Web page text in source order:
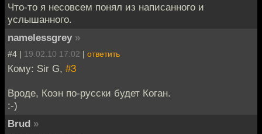
Что-то я несовсем понял из написанного и
услышанного.
namelessgrey »
#4 | 19.02.10 17:02 | ответить
Кому: Sir G, #3
Вроде, Коэн по-русски будет Коган.
:-)
Brud »